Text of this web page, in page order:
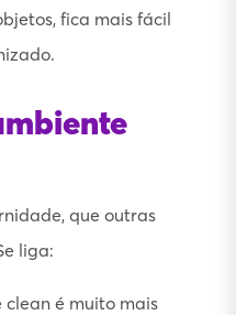
fica mais fácil
que outras
liga:
clean é muito mais